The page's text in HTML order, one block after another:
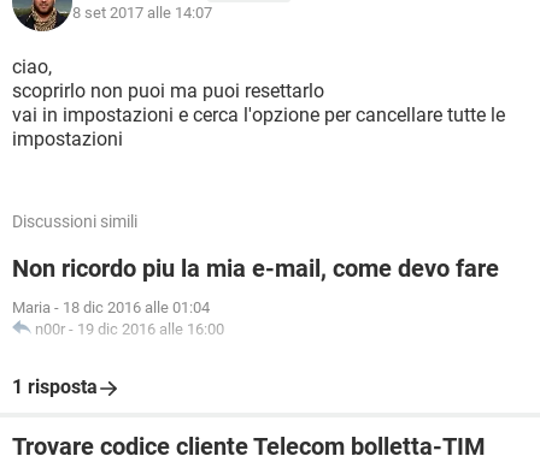
8 set 2017 alle 14:07
ciao,
scoprirlo non puoi ma puoi resettarlo
vai in impostazioni e cerca l'opzione per cancellare tutte le
impostazioni
Discussioni simili
Non ricordo piu la mia e-mail, come devo fare
Maria - 18 dic 2016 alle 01:04
n00r - 19 dic 2016 alle 16:00
1 risposta
Trovare codice cliente Telecom bolletta-TIM